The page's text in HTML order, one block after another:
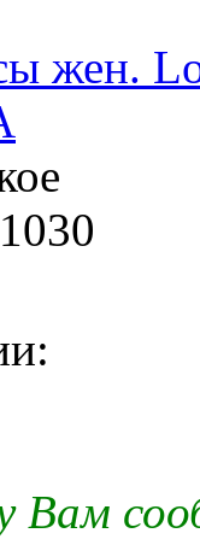
жен.
Вам